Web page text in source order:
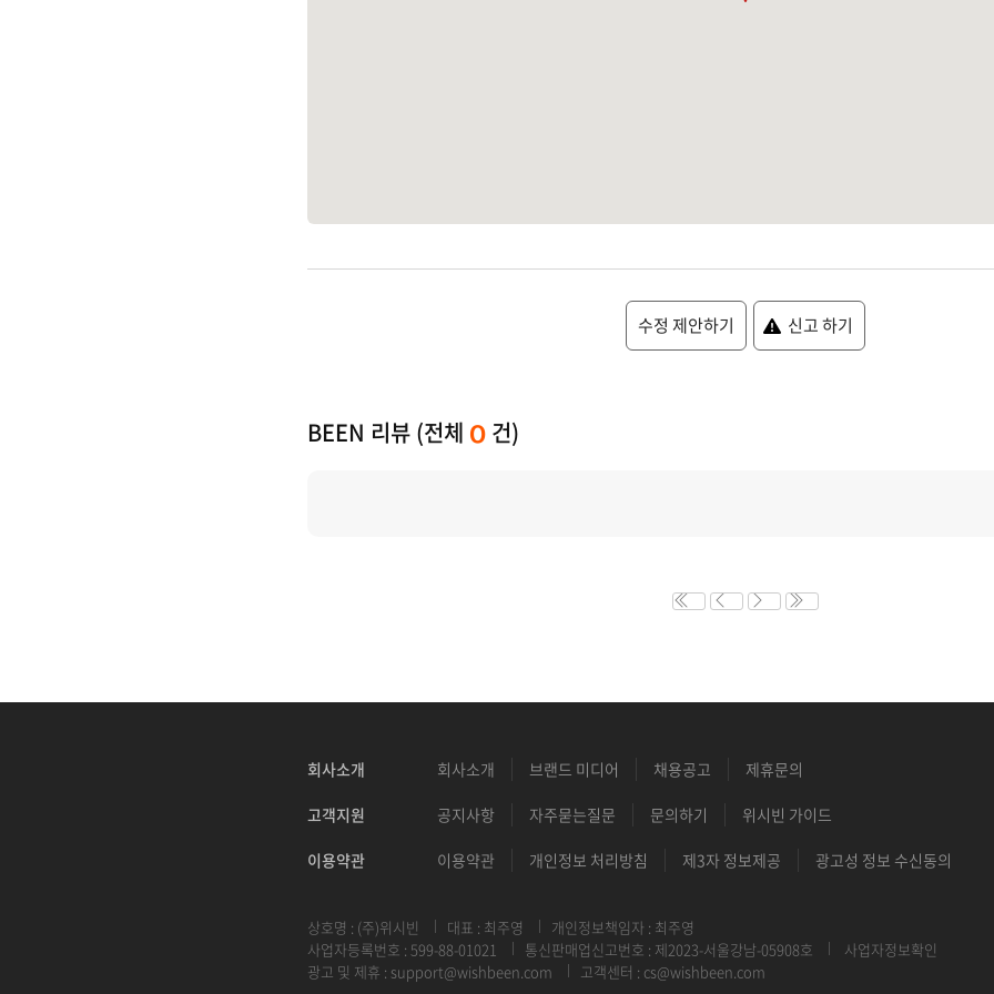
수정 제안하기 신고 하기
BEEN 리뷰 (전체 0 건)
회사소개 회사소개 브랜드 미디어 채용공고 제휴문의
고객지원 공지사항 자주묻는질문 문의하기 위시빈 가이드
이용약관 이용약관 개인정보 처리방침 제3자 정보제공 광고성 정보 수신동의
상호명 : (주)위시빈 대표 : 최주영
개인정보책임자 : 최주영
사업자등록번호 : 599-88-01021
통신판매업신고번호 : 제2023-서울강남-05908호
사업자정보확인
광고 및 제휴 : support@wishbeen.com 고객센터 : cs@wishbeen.com